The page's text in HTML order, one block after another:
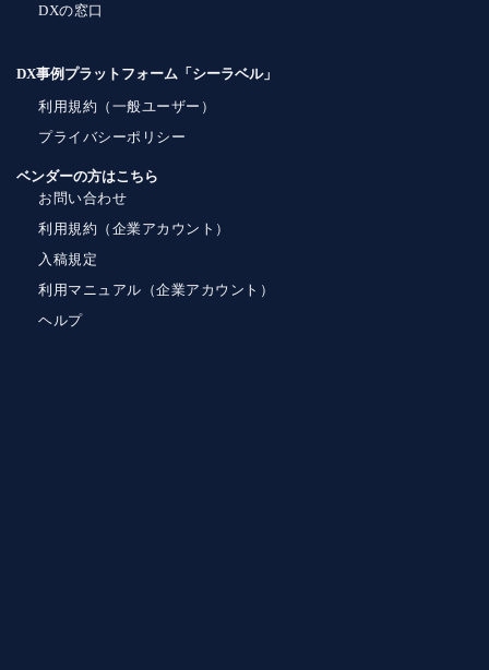
DXの窓口
DX事例プラットフォーム「シーラベル」
利用規約（一般ユーザー）
プライバシーポリシー
ベンダーの方はこちら
お問い合わせ
利用規約（企業アカウント）
入稿規定
利用マニュアル（企業アカウント）
ヘルプ